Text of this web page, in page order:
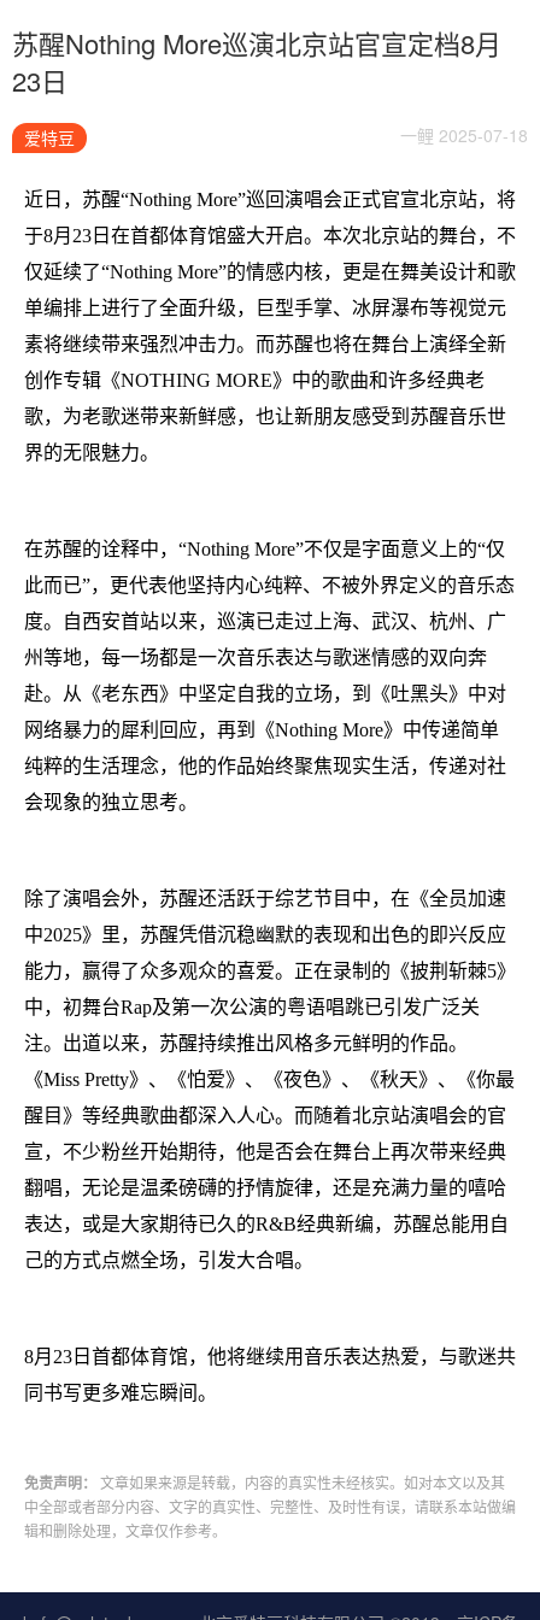
苏醒Nothing More巡演北京站官宣定档8月
23日
爱特豆 一鲤 2025-07-18
近日，苏醒“Nothing More”巡回演唱会正式官宣北京站，将
于8月23日在首都体育馆盛大开启。本次北京站的舞台，不
仅延续了“Nothing More”的情感内核，更是在舞美设计和歌
单编排上进行了全面升级，巨型手掌、冰屏瀑布等视觉元
素将继续带来强烈冲击力。而苏醒也将在舞台上演绎全新
创作专辑《NOTHING MORE》中的歌曲和许多经典老
歌，为老歌迷带来新鲜感，也让新朋友感受到苏醒音乐世
界的无限魅力。
在苏醒的诠释中，“Nothing More”不仅是字面意义上的“仅
此而已”，更代表他坚持内心纯粹、不被外界定义的音乐态
度。自西安首站以来，巡演已走过上海、武汉、杭州、广
州等地，每一场都是一次音乐表达与歌迷情感的双向奔
赴。从《老东西》中坚定自我的立场，到《吐黑头》中对
网络暴力的犀利回应，再到《Nothing More》中传递简单
纯粹的生活理念，他的作品始终聚焦现实生活，传递对社
会现象的独立思考。
除了演唱会外，苏醒还活跃于综艺节目中，在《全员加速
中2025》里，苏醒凭借沉稳幽默的表现和出色的即兴反应
能力，赢得了众多观众的喜爱。正在录制的《披荆斩棘5》
中，初舞台Rap及第一次公演的粤语唱跳已引发广泛关
注。出道以来，苏醒持续推出风格多元鲜明的作品。
《Miss Pretty》、《怕爱》、《夜色》、《秋天》、《你最
醒目》等经典歌曲都深入人心。而随着北京站演唱会的官
宣，不少粉丝开始期待，他是否会在舞台上再次带来经典
翻唱，无论是温柔磅礴的抒情旋律，还是充满力量的嘻哈
表达，或是大家期待已久的R&B经典新编，苏醒总能用自
己的方式点燃全场，引发大合唱。
8月23日首都体育馆，他将继续用音乐表达热爱，与歌迷共
同书写更多难忘瞬间。
免责声明：
文章如果来源是转载，内容的真实性未经核实。如对本文以及其
中全部或者部分内容、文字的真实性、完整性、及时性有误，请联系本站做编
辑和删除处理，文章仅作参考。